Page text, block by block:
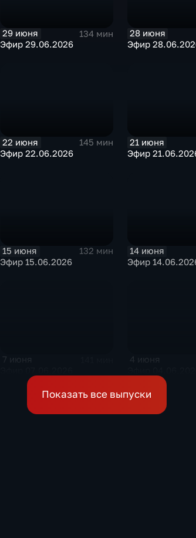
29 июня
134 мин
Эфир 29.06.2026
28 июня
Эфир
22 июня
145 мин
Эфир 22.06.2026
21 июня
Эфир
15 июня
132 мин
Эфир 15.06.2026
14 июня
Эфир
7 июня 4 июня
Показать все выпуски